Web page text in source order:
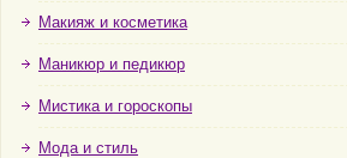
Макияж и косметика
Маникюр и педикюр
Мистика и гороскопы
Мода и стиль